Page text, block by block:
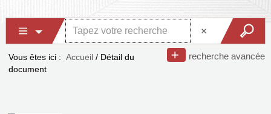
recherche avancée
Vous êtes ici : Accueil / Détail du
document